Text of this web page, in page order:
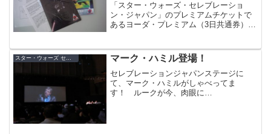
「スター・ウォーズ・セレブレーショ
ン・ジャパン」のプレミアムチケットで
あるヨーダ・プレミアム（3日共通券）の
マイク・エドモンズのサインです。
スター・ウォーズ セレブレーション・ジャパン（2008） マーク・ハミル登場！
セレブレーションジャパンステージに
て、マーク・ハミルがしゃべってま
す！ ルークが今、肉眼に…